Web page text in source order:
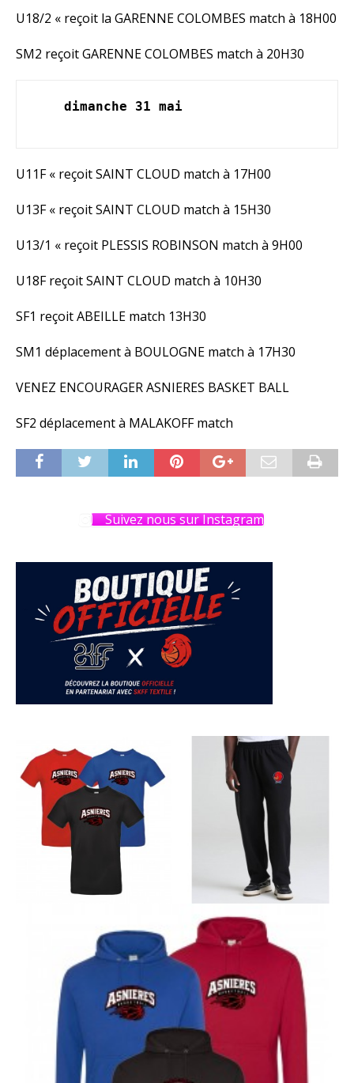
U18/2 « reçoit la GARENNE COLOMBES match à 18H00
SM2 reçoit GARENNE COLOMBES match à 20H30
U11F « reçoit SAINT CLOUD match à 17H00
U13F « reçoit SAINT CLOUD match à 15H30
U13/1 « reçoit PLESSIS ROBINSON match à 9H00
U18F reçoit SAINT CLOUD match à 10H30
SF1 reçoit ABEILLE match 13H30
SM1 déplacement à BOULOGNE match à 17H30
VENEZ ENCOURAGER ASNIERES BASKET BALL
SF2 déplacement à MALAKOFF match
Suivez nous sur Instagram